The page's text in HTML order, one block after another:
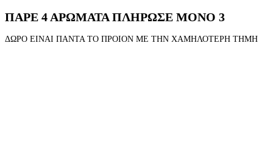
ΠΑΡΕ 4 ΑΡΩΜΑΤΑ ΠΛΗΡΩΣΕ ΜΟΝΟ 3
ΔΩΡΟ ΕΙΝΑΙ ΠΑΝΤΑ ΤΟ ΠΡΟΙΟΝ ΜΕ ΤΗΝ ΧΑΜΗΛΟΤΕΡΗ ΤΗΜΗ